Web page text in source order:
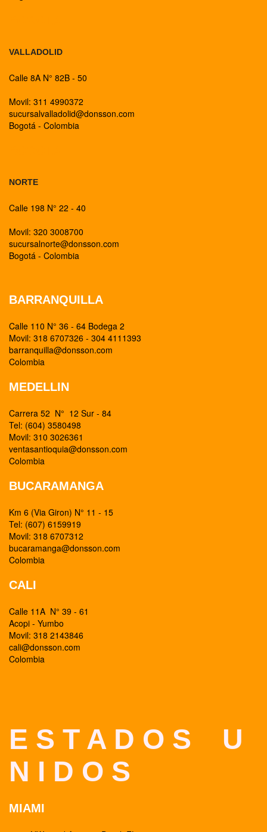
VALLADOLID
Calle 8A N° 82B - 50
Movil: 311 4990372
sucursalvalladolid@donsson.com
Bogotá - Colombia
NORTE
Calle 198 N° 22 - 40
Movil: 320 3008700
sucursalnorte@donsson.com
Bogotá - Colombia
BARRANQUILLA
Calle 110 N° 36 - 64 Bodega 2
Movil: 318 6707326 - 304 4111393
barranquilla@donsson.com
Colombia
MEDELLIN
Carrera 52 N° 12 Sur - 84
Tel: (604) 3580498
Movil: 310 3026361
ventasantioquia@donsson.com
Colombia
BUCARAMANGA
Km 6 (Via Giron) N° 11 - 15
Tel: (607) 6159919
Movil: 318 6707312
bucaramanga@donsson.com
Colombia
CALI
Calle 11A N° 39 - 61
Acopi - Yumbo
Movil: 318 2143846
cali@donsson.com
Colombia
E S T A D O S U
N I D O S
MIAMI